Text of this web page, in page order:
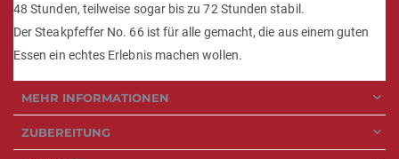
48 Stunden, teilweise sogar bis zu 72 Stunden stabil.
Der Steakpfeffer No. 66 ist für alle gemacht, die aus einem guten
Essen ein echtes Erlebnis machen wollen.
MEHR INFORMATIONEN
ZUBEREITUNG